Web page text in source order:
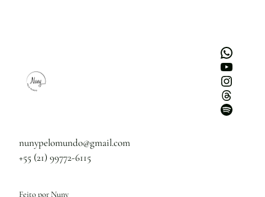
WhatsApp
Youtube
Instagram
Threads
Spotify
nunypelomundo@gmail.com
+55 (21) 99772-6115
Feito por Nuny